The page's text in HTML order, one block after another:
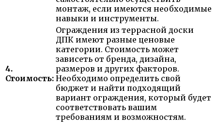
монтаж, если имеются необходимые
навыки и инструменты.
4.
Стоимость:
Ограждения из террасной доски
ДПК имеют разные ценовые
категории. Стоимость может
зависеть от бренда, дизайна,
размеров и других факторов.
Необходимо определить свой
бюджет и найти подходящий
вариант ограждения, который будет
соответствовать вашим
требованиям и возможностям.